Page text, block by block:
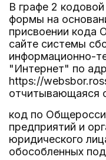
В графе 2 кодовой
формы на
присвоении кода
сайте системы
информационно-
"Интернет" по
https://
отчитывающаяся
код по
предприятий и
юридического
обособленных